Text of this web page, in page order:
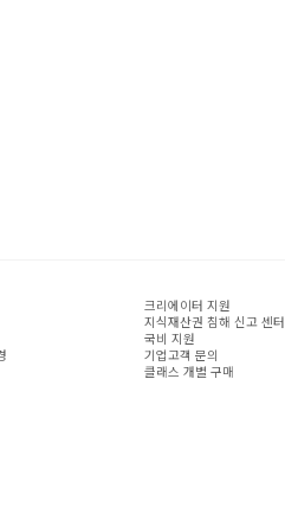
크리에이터 지원
지식재산권 침해 신고 센터
국비 지원
기업고객 문의
클래스 개별 구매